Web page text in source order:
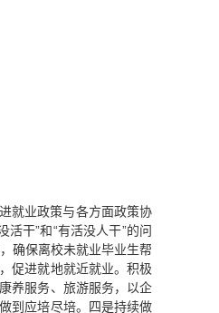
就业政策与各方面政策协
干”和“有活没人干”的问
确保离校未就业毕业生帮
促进就地就近就业。积极
养服务、旅游服务，以企
到应培尽培。四是持续做